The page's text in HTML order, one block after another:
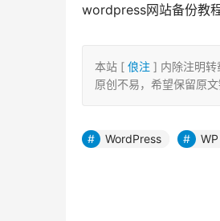
wordpress网站备份教程
本站 [ 俍注 ] 内除注明转
原创不易，希望保留原文
WordPress WP